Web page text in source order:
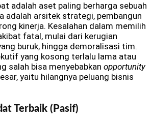
adalah aset paling berharga sebuah
adalah arsitek strategi, pembangun
kinerja. Kesalahan dalam memilih
fatal, mulai dari kerugian
buruk, hingga demoralisasi tim.
yang kosong terlalu lama atau
salah bisa menyebabkan opportunity
yaitu hilangnya peluang bisnis
Terbaik (Pasif)